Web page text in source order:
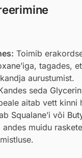
Toimib
’iga, tagades,
aurustumist.
seda Glycerin
aitab vett kinni
Squalane’i või
andes muidu